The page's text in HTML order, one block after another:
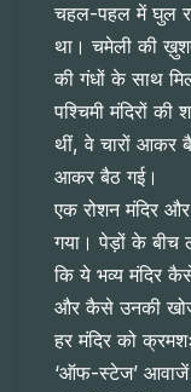
चहल-पहल में घुल
था। चमेली की
की गंधों के साथ
पश्चिमी मंदिरों
थीं, वे चारों आकर
आकर बैठ गई।
एक रोशन मंदिर
गया। पेड़ों के बीच
कि ये भव्य मंदिर
और कैसे उनकी खोज
हर मंदिर को
‘ऑफ-स्टेज’ आवाजें